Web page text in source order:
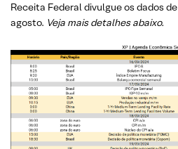
Receita Federal divulgue os dados de
agosto. Veja mais detalhes abaixo.